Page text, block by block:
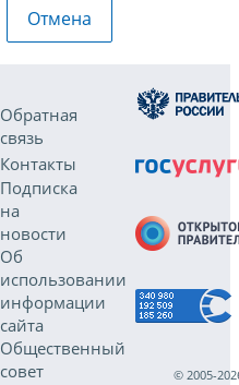
Отмена
Обратная
связь
Контакты
Подписка
на
новости
Об
использовании
информации
сайта
Общественный
совет
© 2005-